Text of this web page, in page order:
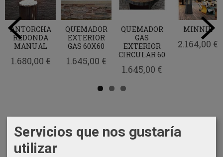
Marcas
ANTORCHA
REDONDA
MANUAL
1.680,00 €
QUEMADOR
EXTERIOR
GAS 60X60
1.645,00 €
QUEMADOR
GAS
EXTERIOR
CIRCULAR 60
1.645,00 €
MINNIE
2.164,00 €
Servicios que nos gustaría
utilizar